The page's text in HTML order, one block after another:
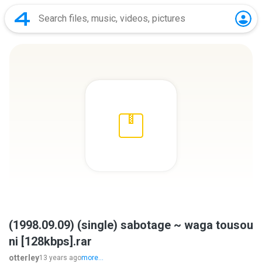
(1998.09.09) (single) sabotage ~ waga tousou
ni [128kbps].rar
otterley13 years agomore...